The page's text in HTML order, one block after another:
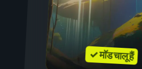
✓ मॉड चालू हैं